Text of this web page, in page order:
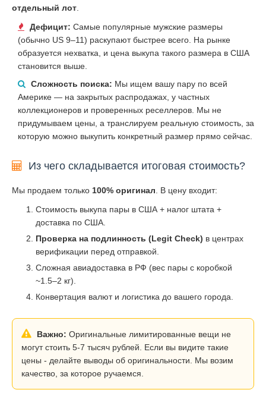
отдельный лот
Дефицит: Самые популярные мужские размеры
(обычно US 9–11) раскупают быстрее всего. На рынке
образуется нехватка, и цена выкупа такого размера в США
становится выше.
Сложность поиска: Мы ищем вашу пару по всей
Америке — на закрытых распродажах, у частных
коллекционеров и проверенных реселлеров. Мы не
придумываем цены, а транслируем реальную стоимость, за
которую можно выкупить конкретный размер прямо сейчас.
Из чего складывается итоговая стоимость?
Мы продаем только 100% оригинал . В цену входит:
Стоимость выкупа пары в США + налог штата +
доставка по США.
Проверка на подлинность (Legit Check) в центрах
верификации перед отправкой.
Сложная авиадоставка в РФ (вес пары с коробкой
~1.5–2 кг).
Конвертация валют и логистика до вашего города.
Важно: Оригинальные лимитированные вещи не
могут стоить 5-7 тысяч рублей. Если вы видите такие
цены - делайте выводы об оригинальности. Мы возим
качество, за которое ручаемся.